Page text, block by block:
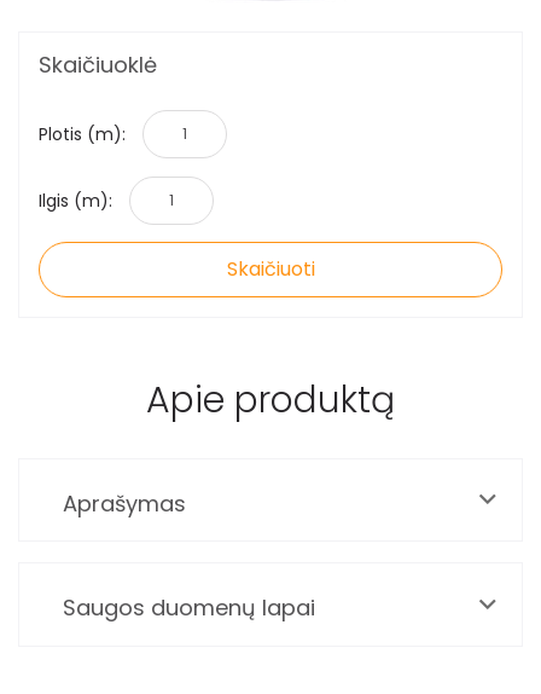
Skaičiuoklė
Plotis (m):
Ilgis (m):
Skaičiuoti
Apie produktą
Aprašymas
Saugos duomenų lapai